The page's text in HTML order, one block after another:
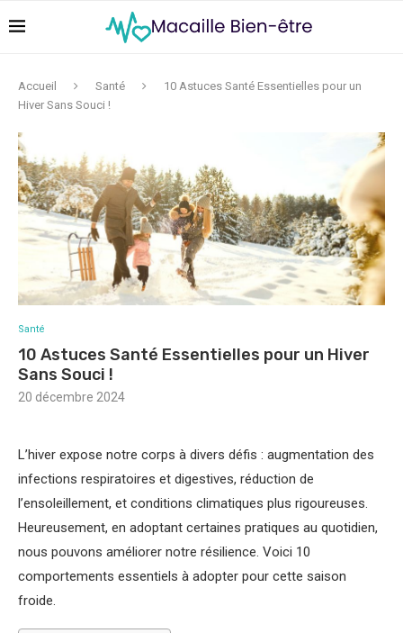
Accueil Santé
10 Astuces Santé Essentielles pour un
Hiver Sans Souci !
Santé
10 Astuces Santé Essentielles pour un Hiver
Sans Souci !
20 décembre 2024
L’hiver expose notre corps à divers défis : augmentation des
infections respiratoires et digestives, réduction de
l’ensoleillement, et conditions climatiques plus rigoureuses.
Heureusement, en adoptant certaines pratiques au quotidien,
nous pouvons améliorer notre résilience. Voici 10
comportements essentiels à adopter pour cette saison
froide.